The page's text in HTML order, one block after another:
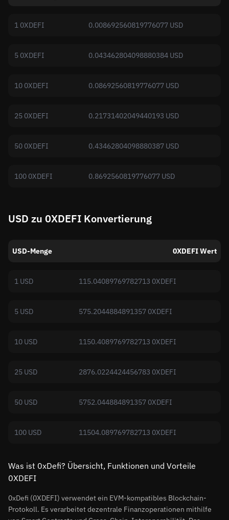
1 0XDEFI 0.008692560819776077 USD
5 0XDEFI 0.043462804098880384 USD
10 0XDEFI 0.08692560819776077 USD
25 0XDEFI 0.21731402049440193 USD
50 0XDEFI 0.43462804098880387 USD
100 0XDEFI 0.8692560819776077 USD
USD zu 0XDEFI Konvertierung
USD-Menge 0XDEFI Wert
1 USD 115.04089769782713 0XDEFI
5 USD 575.2044884891357 0XDEFI
10 USD 1150.4089769782713 0XDEFI
25 USD 2876.0224424456783 0XDEFI
50 USD 5752.044884891357 0XDEFI
100 USD 11504.089769782713 0XDEFI
Was ist 0xDefi? Übersicht, Funktionen und Vorteile
0XDEFI
0xDefi (0XDEFI) verwendet ein EVM-kompatibles Blockchain-
Protokoll. Es verarbeitet dezentrale Finanzoperationen mithilfe